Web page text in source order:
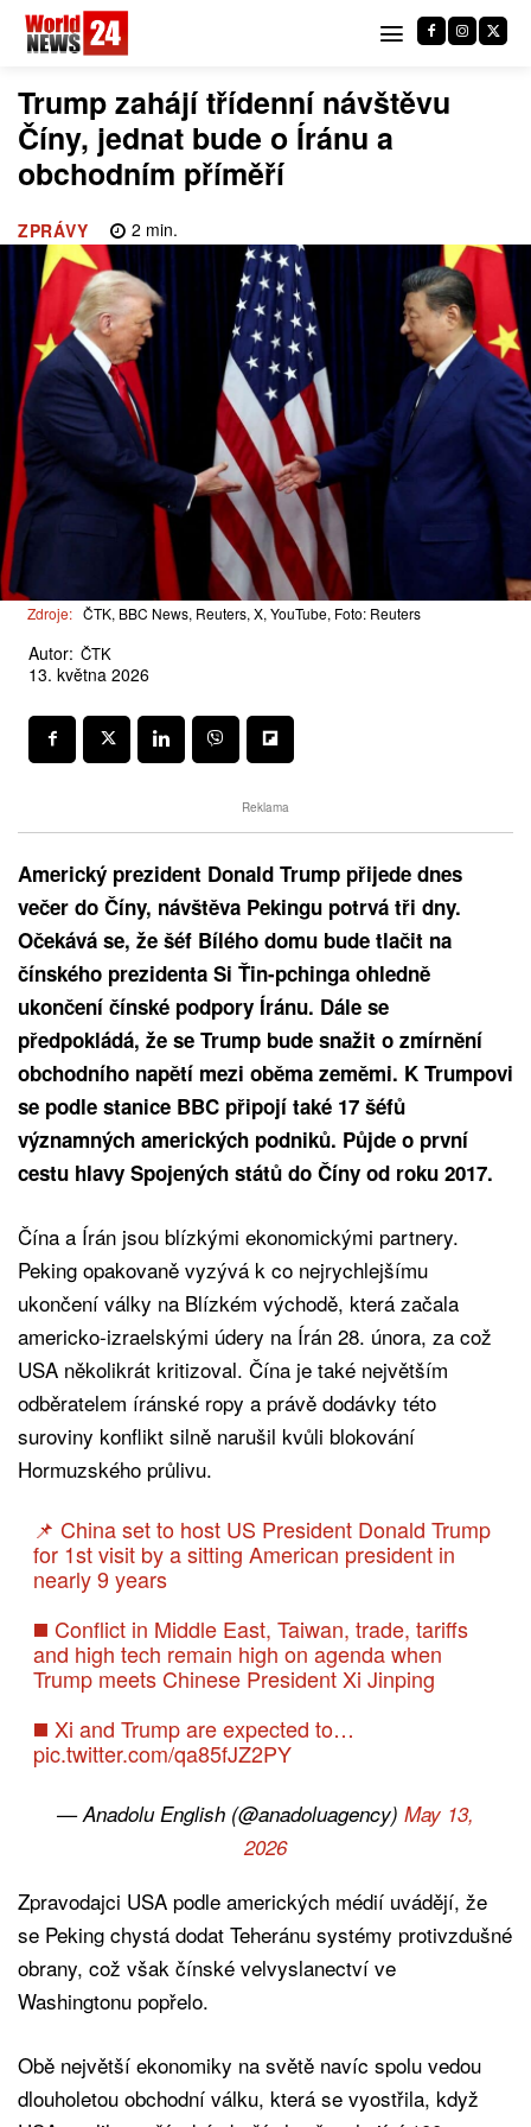
Trump zahájí třídenní návštěvu
Číny, jednat bude o Íránu a
obchodním příměří
ZPRÁVY 2 min.
Zdroje: ČTK, BBC News, Reuters, X, YouTube, Foto: Reuters
Autor: ČTK
13. května 2026
Reklama
Americký prezident Donald Trump přijede dnes
večer do Číny, návštěva Pekingu potrvá tři dny.
Očekává se, že šéf Bílého domu bude tlačit na
čínského prezidenta Si Ťin-pchinga ohledně
ukončení čínské podpory Íránu. Dále se
předpokládá, že se Trump bude snažit o zmírnění
obchodního napětí mezi oběma zeměmi. K Trumpovi
se podle stanice BBC připojí také 17 šéfů
významných amerických podniků. Půjde o první
cestu hlavy Spojených států do Číny od roku 2017.
Čína a Írán jsou blízkými ekonomickými partnery.
Peking opakovaně vyzývá k co nejrychlejšímu
ukončení války na Blízkém východě, která začala
americko-izraelskými údery na Írán 28. února, za což
USA několikrát kritizoval. Čína je také největším
odběratelem íránské ropy a právě dodávky této
suroviny konflikt silně narušil kvůli blokování
Hormuzského průlivu.
📌 China set to host US President Donald Trump
for 1st visit by a sitting American president in
nearly 9 years
◼️ Conflict in Middle East, Taiwan, trade, tariffs
and high tech remain high on agenda when
Trump meets Chinese President Xi Jinping
◼️ Xi and Trump are expected to…
pic.twitter.com/qa85fJZ2PY
— Anadolu English (@anadoluagency) May 13,
2026
Zpravodajci USA podle amerických médií uvádějí, že
se Peking chystá dodat Teheránu systémy protivzdušné
obrany, což však čínské velvyslanectví ve
Washingtonu popřelo.
Obě největší ekonomiky na světě navíc spolu vedou
dlouholetou obchodní válku, která se vyostřila, když